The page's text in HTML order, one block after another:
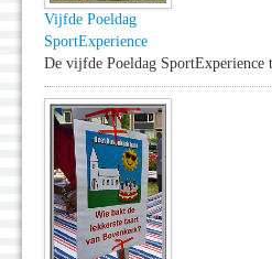
Vijfde Poeldag
SportExperience
De vijfde Poeldag SportExperience